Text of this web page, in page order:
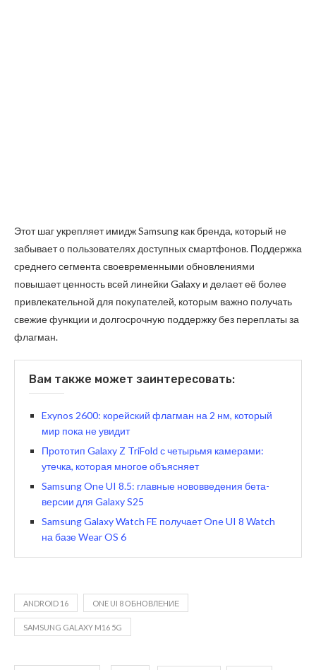
Этот шаг укрепляет имидж Samsung как бренда, который не
забывает о пользователях доступных смартфонов. Поддержка
среднего сегмента своевременными обновлениями
повышает ценность всей линейки Galaxy и делает её более
привлекательной для покупателей, которым важно получать
свежие функции и долгосрочную поддержку без переплаты за
флагман.
Вам также может заинтересовать:
Exynos 2600: корейский флагман на 2 нм, который
мир пока не увидит
Прототип Galaxy Z TriFold с четырьмя камерами:
утечка, которая многое объясняет
Samsung One UI 8.5: главные нововведения бета-
версии для Galaxy S25
Samsung Galaxy Watch FE получает One UI 8 Watch
на базе Wear OS 6
ANDROID 16 ONE UI 8 ОБНОВЛЕНИЕ
SAMSUNG GALAXY M16 5G